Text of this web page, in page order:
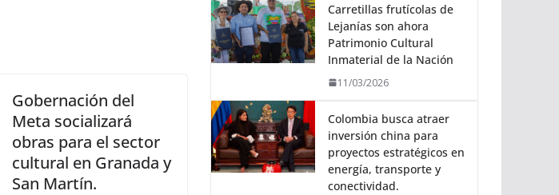
Gobernación del
Meta socializará
obras para el sector
cultural en Granada y
San Martín.
Carretillas frutícolas de
Lejanías son ahora
Patrimonio Cultural
Inmaterial de la Nación
11/03/2026
Colombia busca atraer
inversión china para
proyectos estratégicos en
energía, transporte y
conectividad.